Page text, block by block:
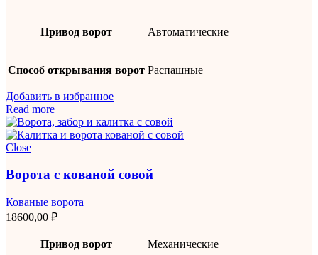
Привод ворот Автоматические
Способ открывания ворот Распашные
Добавить в избранное
Read more
Close
Ворота с кованой совой
Кованые ворота
18600,00 ₽
Привод ворот Механические